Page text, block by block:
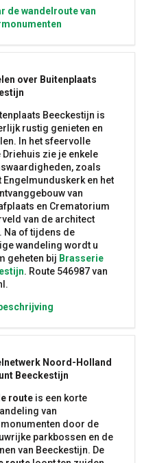
de wandelroute van
over Buitenplaats
Beeckestijn is
rustig genieten en
In het sfeervolle
zie je enkele
zoals
Engelmunduskerk en het
van
en Crematorium
van de architect
Na of tijdens de
wandeling wordt u
geheten bij Brasserie
. Route 546987 van
Noord-Holland
Beeckestijn
routeis een korte
van
door de
parkbossen en de
van Beeckestijn. De